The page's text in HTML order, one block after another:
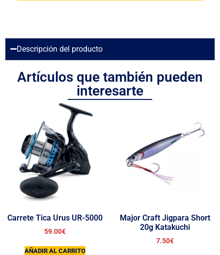
Descripción del producto
Artículos que también pueden
interesarte
Carrete Tica Urus UR-5000
59.00€
AÑADIR AL CARRITO
Major Craft Jigpara Short
20g Katakuchi
7.50€